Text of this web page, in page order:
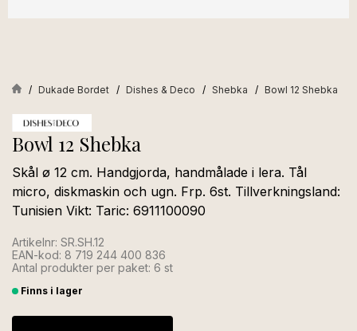
Dukade Bordet Dishes & Deco Shebka Bowl 12 Shebka
Bowl 12 Shebka
Skål ø 12 cm. Handgjorda, handmålade i lera. Tål
micro, diskmaskin och ugn. Frp. 6st. Tillverkningsland:
Tunisien Vikt: Taric: 6911100090
Artikelnr: SR.SH.12
EAN-kod: 8 719 244 400 836
Antal produkter per paket: 6 st
Finns i lager